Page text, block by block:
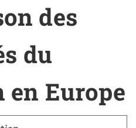
des
du
Europe